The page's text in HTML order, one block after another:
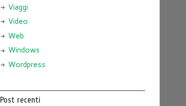
Viaggi
Video
Web
Windows
Wordpress
Post recenti